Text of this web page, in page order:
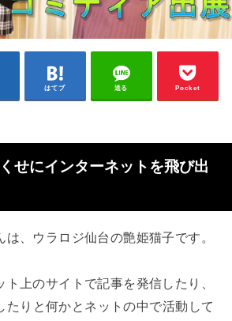
はてブ 送る Pocket
せにインターネットを飛び出
は、ウラロジ仙台の艶姫猫子です。
上のサイトで記事を発信したり、
たりと何かとネットの中で活動して